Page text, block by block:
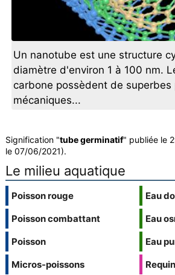
Un nanotube est une structure
diamètre d'environ 1 à 100 nm.
carbone possèdent de superbes
mécaniques...
Signification "tube germinatif" publiée le
le 07/06/2021).
Le milieu aquatique
Poisson rouge
Poisson combattant
Poisson
Micros-poissons
Eau
Eau
Eau
Requin